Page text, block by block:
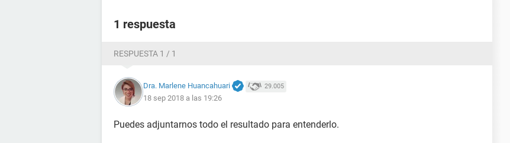
1 respuesta
RESPUESTA 1 / 1
Dra. Marlene Huancahuari 29.005
18 sep 2018 a las 19:26
Puedes adjuntarnos todo el resultado para entenderlo.